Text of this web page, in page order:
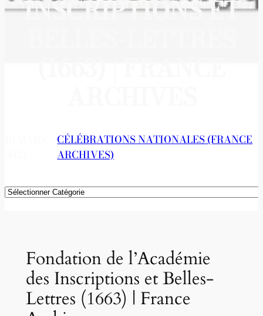
INSCRIPTIONS ET
CÉLÉBRATIONS NATIONALES (FRANCE
ARCHIVES)
Catégories
Fondation de l’Académie
des Inscriptions et Belles-
Lettres (1663) | France